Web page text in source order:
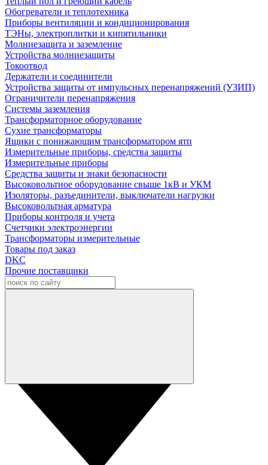
Обогреватели и теплотехника
Приборы вентиляции и кондиционирования
ТЭНы, электроплитки и кипятильники
Молниезащита и заземление
Устройства молниезащиты
Токоотвод
Держатели и соединители
Устройства защиты от импульсных перенапряжений (УЗИП)
Ограничители перенапряжения
Системы заземления
Трансформаторное оборудование
Сухие трансформаторы
Ящики с понижающим трансформатором ятп
Измерительные приборы, средства защиты
Измерительные приборы
Средства защиты и знаки безопасности
Высоковольтное оборудование свыше 1кВ и УКМ
Изоляторы, разъединители, выключатели нагрузки
Высоковольтная арматура
Приборы контроля и учета
Счетчики электроэнергии
Трансформаторы измерительные
Товары под заказ
DKC
Прочие поставщики